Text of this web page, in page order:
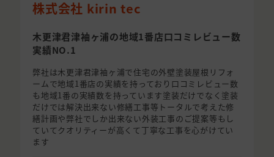
株式会社 kirin tec
木更津君津袖ヶ浦の地域1番店口コミレビュー数
実績NO.1
弊社は木更津君津袖ヶ浦で住宅の外壁塗装屋根リフォ
ームで地域1番店の実績を持っており口コミレビュー数
も地域1番の実績数を持っています塗装だけでなく塗装
だけでは解決出来ない修繕工事等トータルで考えた修
繕計画や弊社でしか出来ない外装工事のご提案等もし
ていてクオリティーが高くて丁寧な工事を心がけてい
ます